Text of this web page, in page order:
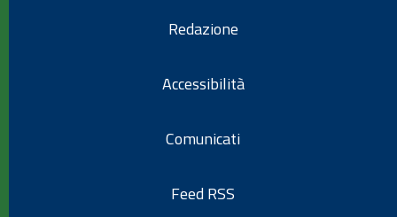
Redazione
Accessibilità
Comunicati
Feed RSS